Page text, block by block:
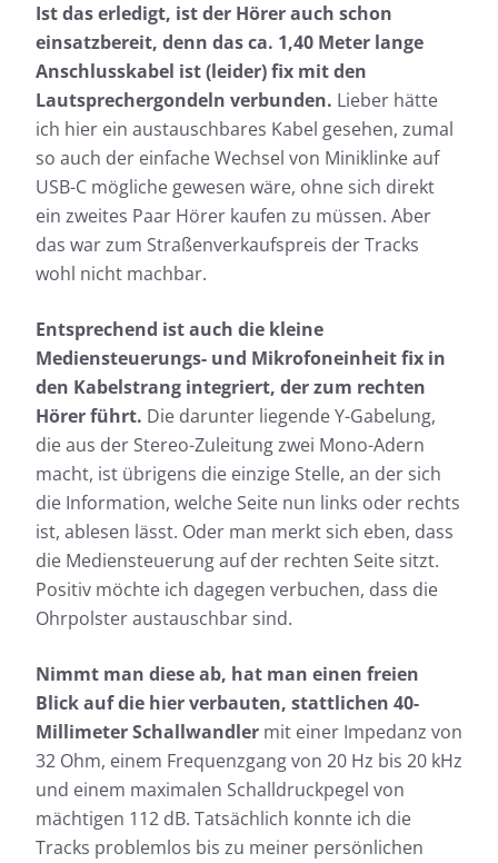
Ist das erledigt, ist der Hörer auch schon
einsatzbereit, denn das ca. 1,40 Meter lange
Anschlusskabel ist (leider) fix mit den
Lautsprechergondeln verbunden. Lieber hätte
ich hier ein austauschbares Kabel gesehen, zumal
so auch der einfache Wechsel von Miniklinke auf
USB-C mögliche gewesen wäre, ohne sich direkt
ein zweites Paar Hörer kaufen zu müssen. Aber
das war zum Straßenverkaufspreis der Tracks
wohl nicht machbar.
Entsprechend ist auch die kleine
Mediensteuerungs- und Mikrofoneinheit fix in
den Kabelstrang integriert, der zum rechten
Hörer führt. Die darunter liegende Y-Gabelung,
die aus der Stereo-Zuleitung zwei Mono-Adern
macht, ist übrigens die einzige Stelle, an der sich
die Information, welche Seite nun links oder rechts
ist, ablesen lässt. Oder man merkt sich eben, dass
die Mediensteuerung auf der rechten Seite sitzt.
Positiv möchte ich dagegen verbuchen, dass die
Ohrpolster austauschbar sind.
Nimmt man diese ab, hat man einen freien
Blick auf die hier verbauten, stattlichen 40-
Millimeter Schallwandler mit einer Impedanz von
32 Ohm, einem Frequenzgang von 20 Hz bis 20 kHz
und einem maximalen Schalldruckpegel von
mächtigen 112 dB. Tatsächlich konnte ich die
Tracks problemlos bis zu meiner persönlichen